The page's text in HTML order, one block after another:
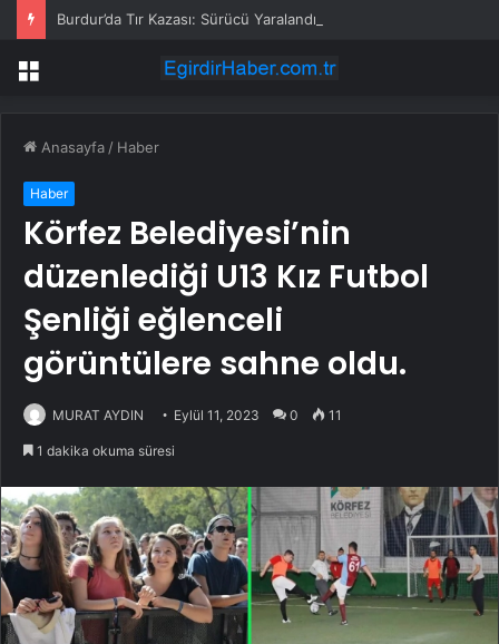
Burdur’da Tır Kazası: Sürücü Yaralandı
Menü
Anasayfa / Haber
Haber
Körfez Belediyesi’nin
düzenlediği U13 Kız Futbol
Şenliği eğlenceli
görüntülere sahne oldu.
MURAT AYDIN Eylül 11, 2023 0 11
1 dakika okuma süresi